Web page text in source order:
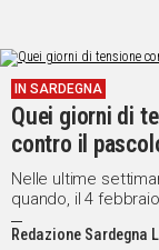
IN SARDEGNA
Quei giorni di
contro il
Nelle ultime
quando, il 4
nell'ambito del
dalla Regione
Redazione Sardegna